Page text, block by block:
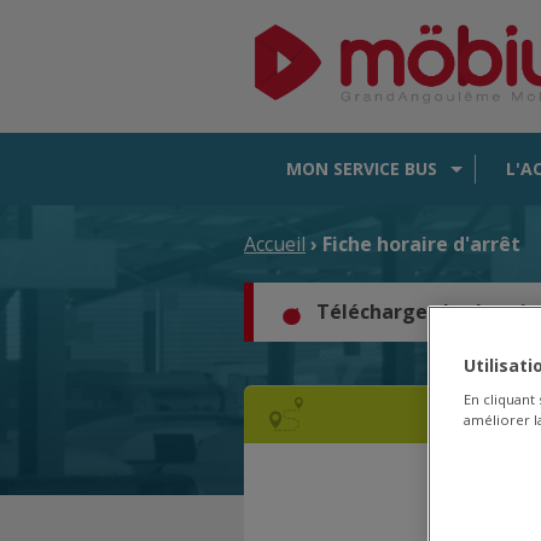
MON SERVICE BUS
Accueil › Fiche horaire d'arrêt
Téléchargez les
En
améliorer